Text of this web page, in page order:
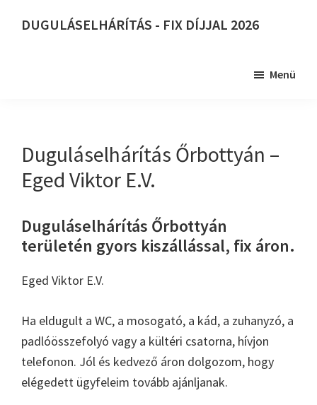
DUGULÁSELHÁRÍTÁS - FIX DÍJJAL 2026
Menü
Duguláselhárítás Őrbottyán –
Eged Viktor E.V.
Duguláselhárítás Őrbottyán
területén gyors kiszállással, fix áron.
Eged Viktor E.V.
Ha eldugult a WC, a mosogató, a kád, a zuhanyzó, a
padlóösszefolyó vagy a kültéri csatorna, hívjon
telefonon. Jól és kedvező áron dolgozom, hogy
elégedett ügyfeleim tovább ajánljanak.